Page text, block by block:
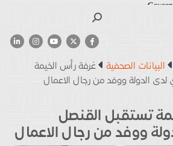
البيانات الصحفية
غرفة رأس الخيمة
الدولة ووفد من رجال الاعمال
تستقبل القنصل
ووفد من رجال الاعمال